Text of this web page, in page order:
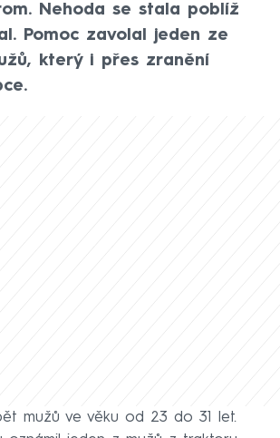
Nehoda se stala poblíž
Pomoc zavolal jeden ze
který i přes zranění
mužů ve věku od 23 do 31 let.